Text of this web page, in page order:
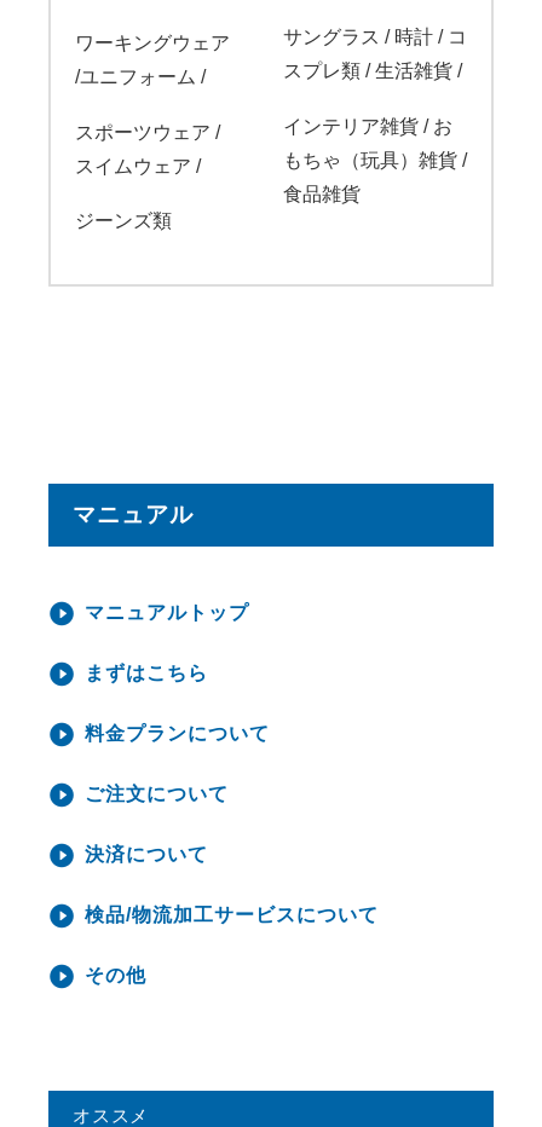
ワーキングウェア
/ユニフォーム /
スポーツウェア /
スイムウェア /
ジーンズ類
サングラス / 時計 / コ
スプレ類 / 生活雑貨 /
インテリア雑貨 / お
もちゃ（玩具）雑貨 /
食品雑貨
マニュアル
マニュアルトップ
まずはこちら
料金プランについて
ご注文について
決済について
検品/物流加工サービスについて
その他
オススメ